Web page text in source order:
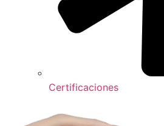
Certificaciones